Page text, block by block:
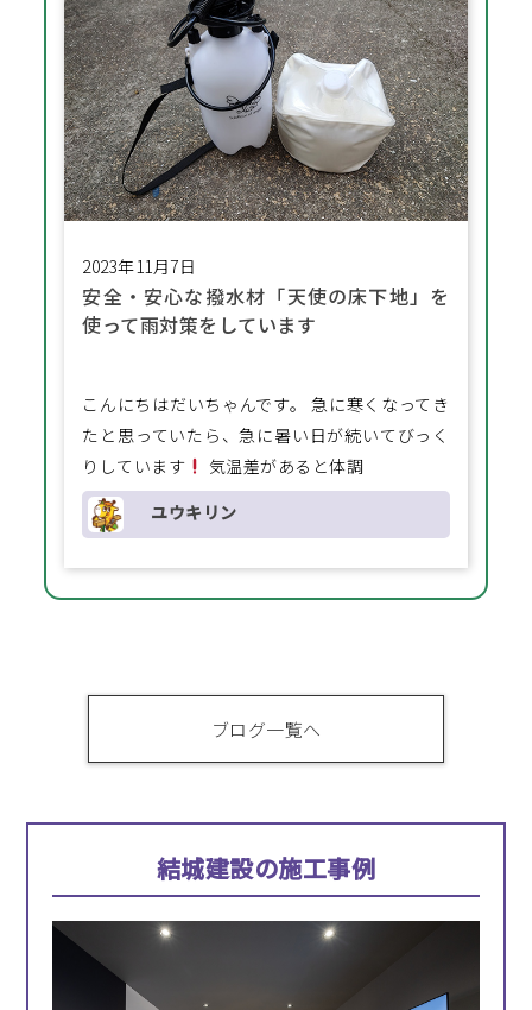
2023年11月7日
安全・安心な撥水材「天使の床下地」を
使って雨対策をしています
こんにちはだいちゃんです。 急に寒くなってき
たと思っていたら、急に暑い日が続いてびっく
りしています
気温差があると体調
ユウキリン
ブログ一覧へ
結城建設の施工事例